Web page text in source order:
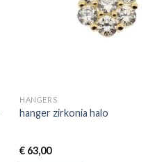
HANGERS
hanger zirkonia halo
€ 63,00